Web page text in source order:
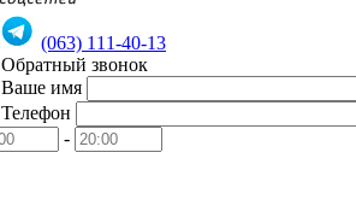
(063) 111-40-13
Обратный звонок
Ваше имя
Телефон
-